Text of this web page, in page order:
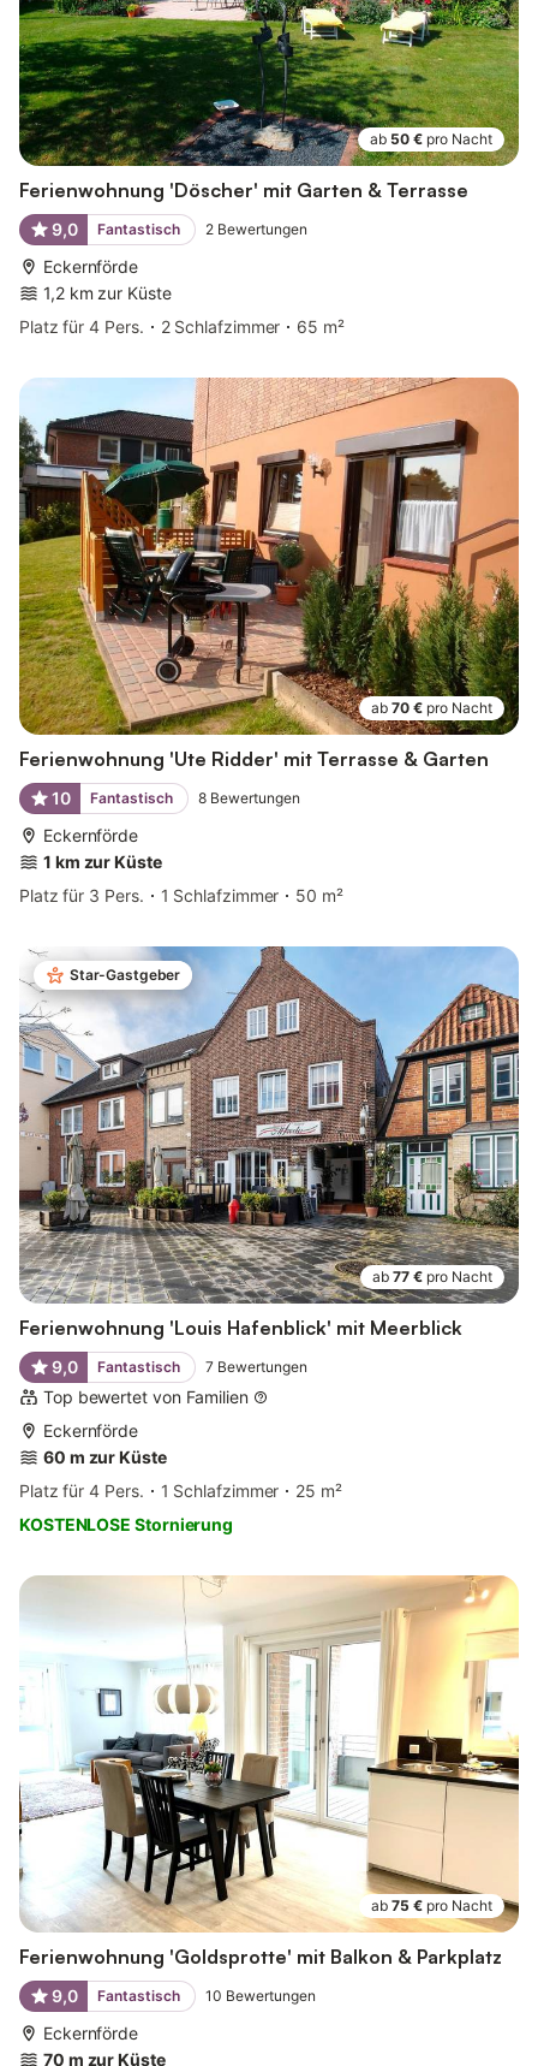
ab 50 € pro Nacht
Ferienwohnung 'Döscher' mit Garten & Terrasse
9,0 Fantastisch 2 Bewertungen
Eckernförde
1,2 km zur Küste
Platz für 4 Pers.
2 Schlafzimmer 65 m²
ab 70 € pro Nacht
Ferienwohnung 'Ute Ridder' mit Terrasse & Garten
10 Fantastisch 8 Bewertungen
Eckernförde
1 km zur Küste
Platz für 3 Pers.
1 Schlafzimmer 50 m²
Star-Gastgeber
ab 77 € pro Nacht
Ferienwohnung 'Louis Hafenblick' mit Meerblick
9,0 Fantastisch 7 Bewertungen
Top bewertet von Familien
Eckernförde
60 m zur Küste
Platz für 4 Pers.
1 Schlafzimmer
25 m²
KOSTENLOSE Stornierung
ab 75 € pro Nacht
Ferienwohnung 'Goldsprotte' mit Balkon & Parkplatz
9,0 Fantastisch 10 Bewertungen
Eckernförde
70 m zur Küste